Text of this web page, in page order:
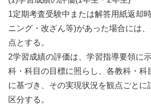
1定期考査受験中または解答用紙返却
ニング・改ざん等)があった場合には
点とする。
2学習成績の評価は、学習指導要領に
科・科目の目標に照らし、各教科・科
に基づき、その実現状況を観点ごとに
区分する。